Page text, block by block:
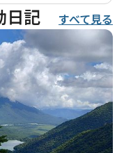
日記 すべて見る